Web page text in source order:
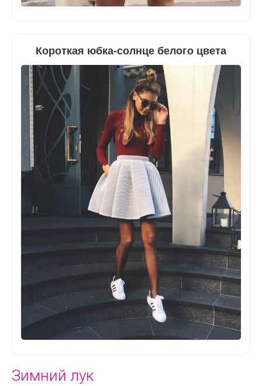
Короткая юбка-солнце белого цвета
Зимний лук